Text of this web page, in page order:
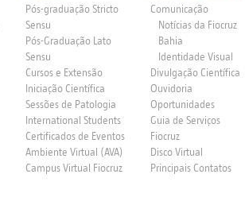
Pós-graduação Stricto
Sensu
Pós-Graduação Lato
Sensu
Cursos e Extensão
Iniciação Científica
Sessões de Patologia
International Students
Certificados de Eventos
Ambiente Virtual (AVA)
Campus Virtual Fiocruz
Comunicação
Notícias da Fiocruz
Bahia
Identidade Visual
Divulgação Científica
Ouvidoria
Oportunidades
Guia de Serviços
Fiocruz
Disco Virtual
Principais Contatos